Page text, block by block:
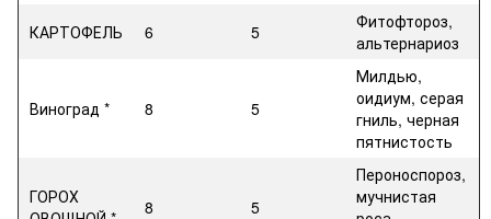
КАРТОФЕЛЬ
6 5
Фитофтороз,
альтернариоз
Виноград * 8 5
Милдью,
оидиум, серая
гниль, черная
пятнистость
ГОРОХ
8 5
Пероноспороз,
мучнистая